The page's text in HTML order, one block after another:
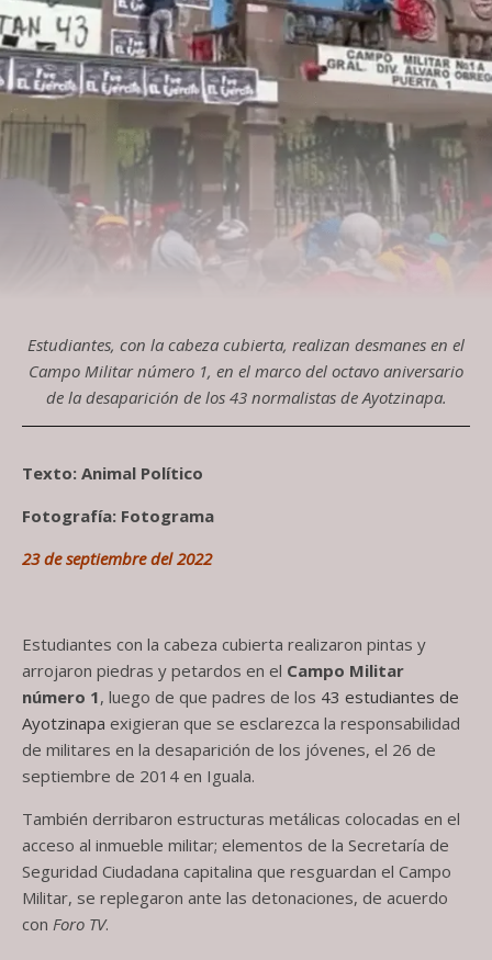
Estudiantes, con la cabeza cubierta, realizan desmanes en el
Campo Militar número 1, en el marco del octavo aniversario
de la desaparición de los 43 normalistas de Ayotzinapa.
Texto: Animal Político
Fotografía: Fotograma
23 de septiembre del 2022
Estudiantes con la cabeza cubierta realizaron pintas y
arrojaron piedras y petardos en el Campo Militar
número 1, luego de que padres de los 43 estudiantes de
Ayotzinapa exigieran que se esclarezca la responsabilidad
de militares en la desaparición de los jóvenes, el 26 de
septiembre de 2014 en Iguala.
También derribaron estructuras metálicas colocadas en el
acceso al inmueble militar; elementos de la Secretaría de
Seguridad Ciudadana capitalina que resguardan el Campo
Militar, se replegaron ante las detonaciones, de acuerdo
con Foro TV.